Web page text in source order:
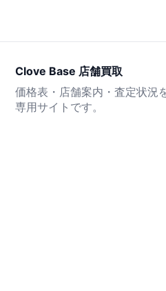
Clove Base 店舗買取
価格表・店舗案内・査定状況
専用サイトです。